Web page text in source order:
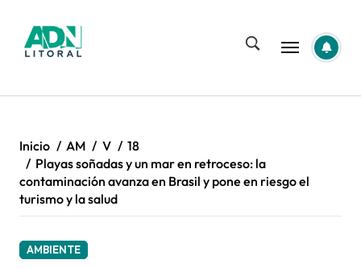
contenido
Inicio AM V
18
Playas soñadas y un mar en retroceso: la
contaminación avanza en Brasil y pone en riesgo el
turismo y la salud
AMBIENTE